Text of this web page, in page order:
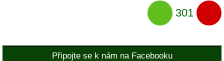
301
Připojte se k nám na Facebooku